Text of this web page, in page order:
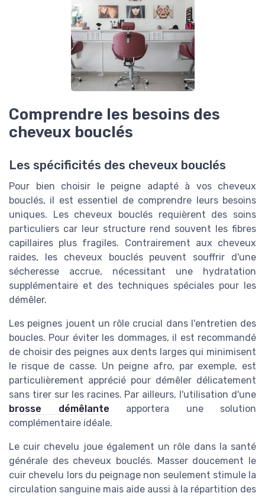
Comprendre les besoins des
cheveux bouclés
Les spécificités des cheveux bouclés
Pour bien choisir le peigne adapté à vos cheveux
bouclés, il est essentiel de comprendre leurs besoins
uniques. Les cheveux bouclés requièrent des soins
particuliers car leur structure rend souvent les fibres
capillaires plus fragiles. Contrairement aux cheveux
raides, les cheveux bouclés peuvent souffrir d'une
sécheresse accrue, nécessitant une hydratation
supplémentaire et des techniques spéciales pour les
démêler.
Les peignes jouent un rôle crucial dans l'entretien des
boucles. Pour éviter les dommages, il est recommandé
de choisir des peignes aux dents larges qui minimisent
le risque de casse. Un peigne afro, par exemple, est
particulièrement apprécié pour démêler délicatement
sans tirer sur les racines. Par ailleurs, l'utilisation d'une
brosse démêlante apportera une solution
complémentaire idéale.
Le cuir chevelu joue également un rôle dans la santé
générale des cheveux bouclés. Masser doucement le
cuir chevelu lors du peignage non seulement stimule la
circulation sanguine mais aide aussi à la répartition des